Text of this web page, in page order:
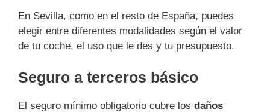
En Sevilla, como en el resto de España, puedes
elegir entre diferentes modalidades según el valor
de tu coche, el uso que le des y tu presupuesto.
Seguro a terceros básico
El seguro mínimo obligatorio cubre los daños